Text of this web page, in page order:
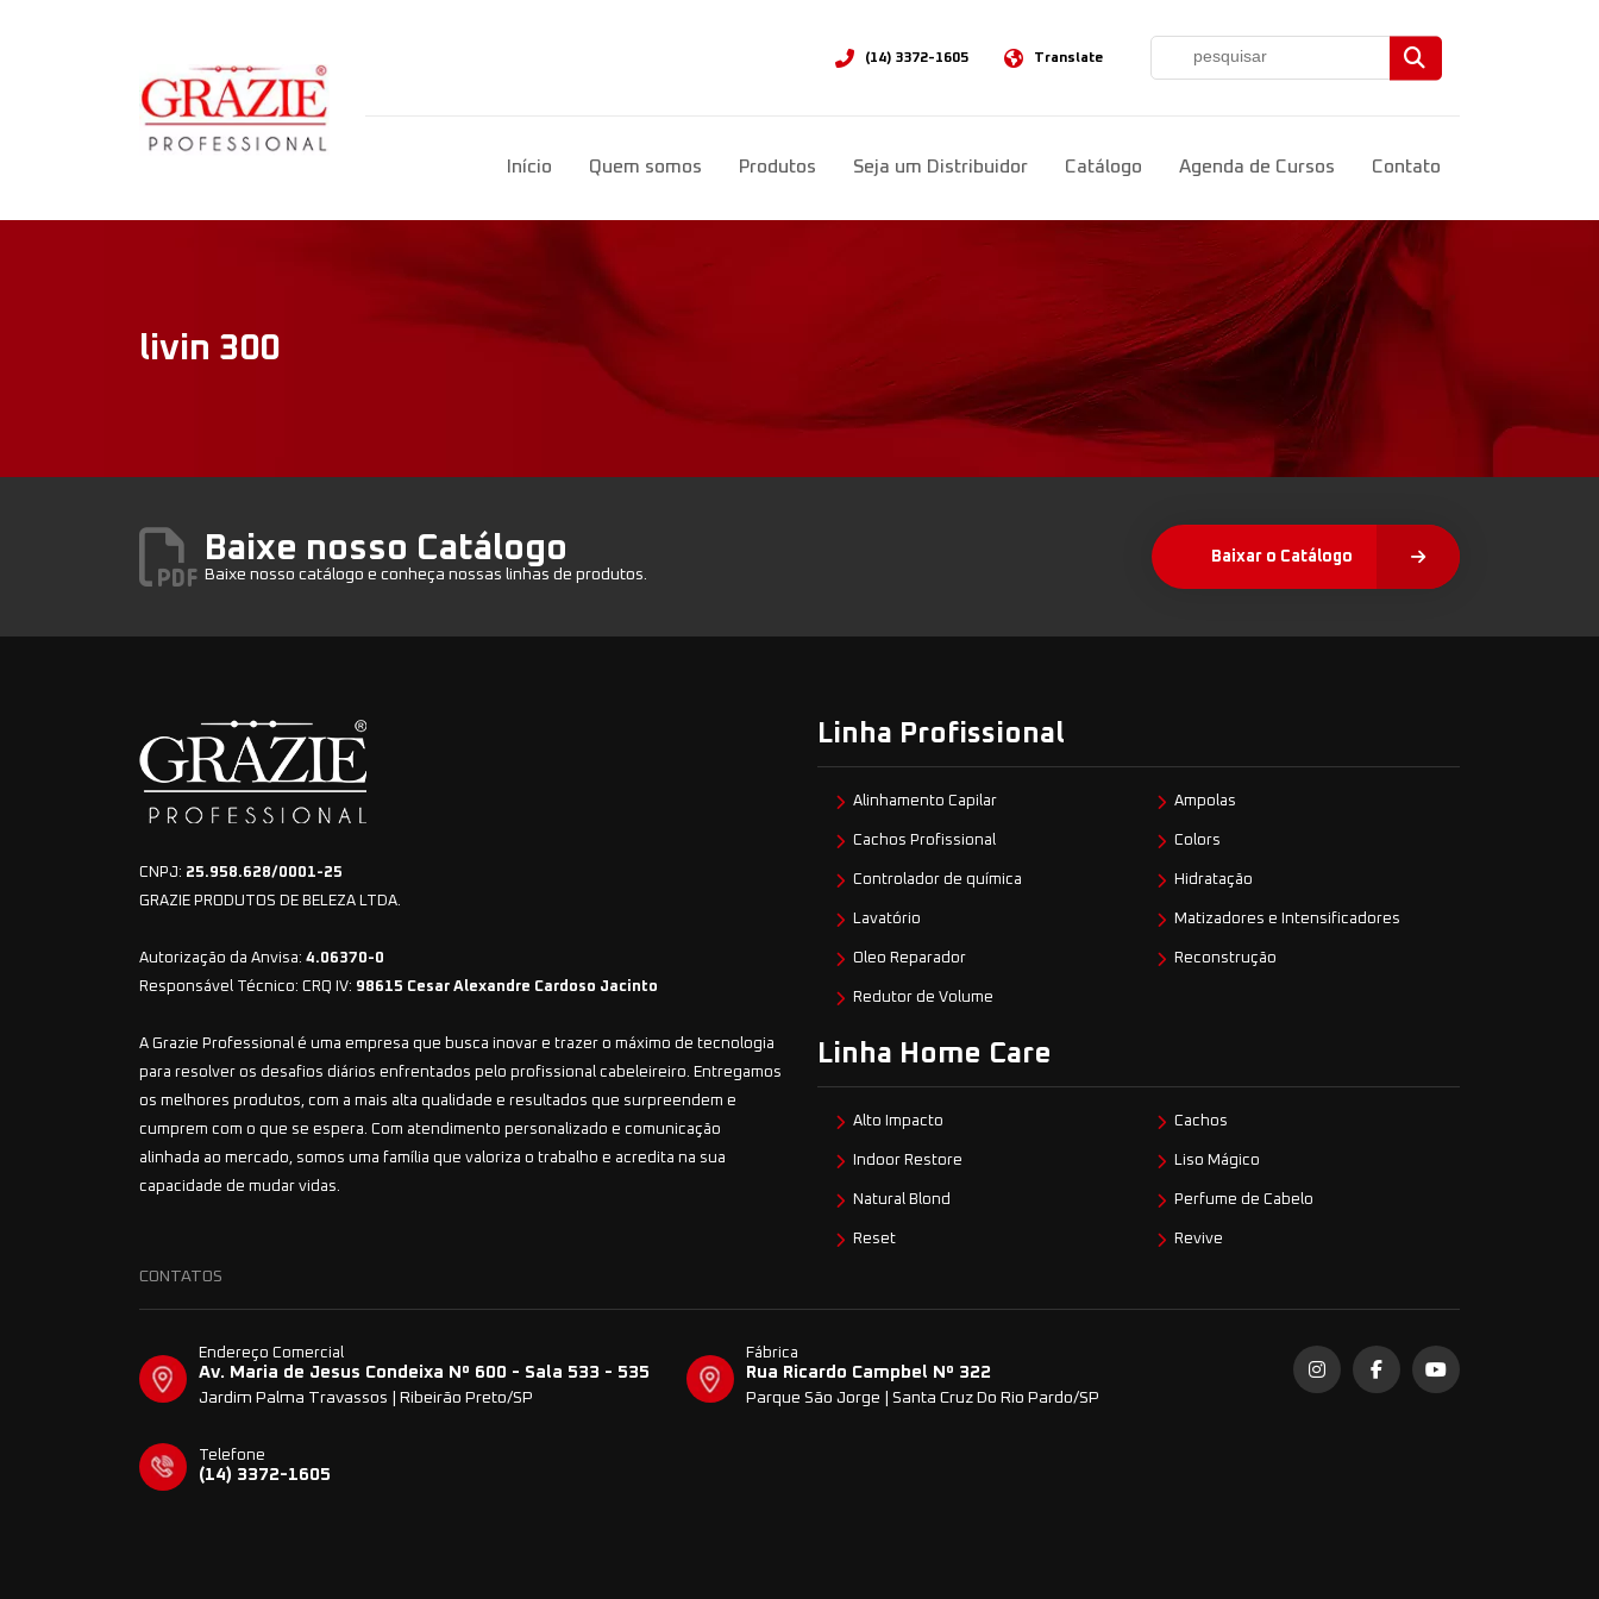
(14) 3372-1605 Translate
Select Language
Início Quem somos Produtos Seja um Distribuidor Catálogo Agenda de Cursos Contato
livin 300
Baixe nosso Catálogo
Baixe nosso catálogo e conheça nossas linhas de produtos.
Baixar o Catálogo
CNPJ: 25.958.628/0001-25
GRAZIE PRODUTOS DE BELEZA LTDA.
Autorização da Anvisa: 4.06370-0
Responsável Técnico: CRQ IV: 98615 Cesar Alexandre Cardoso Jacinto
A Grazie Professional é uma empresa que busca inovar e trazer o máximo de tecnologia
para resolver os desafios diários enfrentados pelo profissional cabeleireiro. Entregamos
os melhores produtos, com a mais alta qualidade e resultados que surpreendem e
cumprem com o que se espera. Com atendimento personalizado e comunicação
alinhada ao mercado, somos uma família que valoriza o trabalho e acredita na sua
capacidade de mudar vidas.
Linha Profissional
Alinhamento Capilar Ampolas
Cachos Profissional Colors
Controlador de química Hidratação
Lavatório Matizadores e Intensificadores
Oleo Reparador Reconstrução
Redutor de Volume
Linha Home Care
Alto Impacto Cachos
Indoor Restore Liso Mágico
Natural Blond Perfume de Cabelo
Reset Revive
CONTATOS
Endereço Comercial
Av. Maria de Jesus Condeixa Nº 600 - Sala 533 - 535
Jardim Palma Travassos | Ribeirão Preto/SP
Fábrica
Rua Ricardo Campbel Nº 322
Parque São Jorge | Santa Cruz Do Rio Pardo/SP
Telefone
(14) 3372-1605